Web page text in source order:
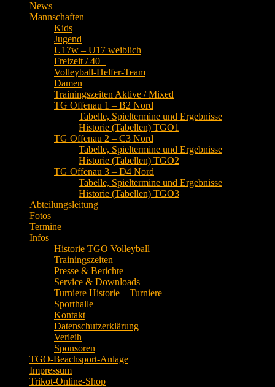
News
Mannschaften
Kids
Jugend
U17w – U17 weiblich
Freizeit / 40+
Volleyball-Helfer-Team
Damen
Trainingszeiten Aktive / Mixed
TG Offenau 1 – B2 Nord
Tabelle, Spieltermine und Ergebnisse
Historie (Tabellen) TGO1
TG Offenau 2 – C3 Nord
Tabelle, Spieltermine und Ergebnisse
Historie (Tabellen) TGO2
TG Offenau 3 – D4 Nord
Tabelle, Spieltermine und Ergebnisse
Historie (Tabellen) TGO3
Abteilungsleitung
Fotos
Termine
Infos
Historie TGO Volleyball
Trainingszeiten
Presse & Berichte
Service & Downloads
Turniere Historie – Turniere
Sporthalle
Kontakt
Datenschutzerklärung
Verleih
Sponsoren
TGO-Beachsport-Anlage
Impressum
Trikot-Online-Shop